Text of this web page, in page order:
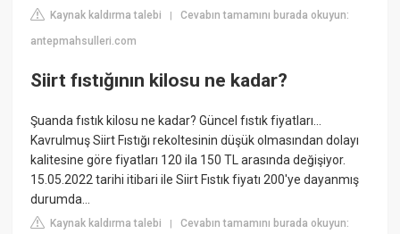
Kaynak kaldırma talebi |Cevabın tamamını burada okuyun:
antepmahsulleri.com
Siirt fıstığının kilosu ne kadar?
Şuanda fıstık kilosu ne kadar? Güncel fıstık fiyatları…
Kavrulmuş Siirt Fıstığı rekoltesinin düşük olmasından dolayı
kalitesine göre fiyatları 120 ila 150 TL arasında değişiyor.
15.05.2022 tarihi itibari ile Siirt Fıstık fiyatı 200'ye dayanmış
durumda…
Kaynak kaldırma talebi |Cevabın tamamını burada okuyun: